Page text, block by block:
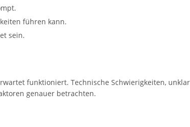
führen kann.
sein.
funktioniert. Technische Schwierigkeiten,
genauer betrachten.